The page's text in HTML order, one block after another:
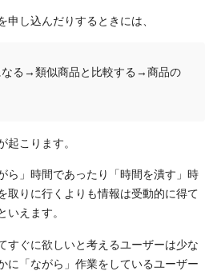
申し込んだりするときには、
る→類似商品と比較する→商品の
起こります。
ら」時間であったり「時間を潰す」時
取りに行くよりも情報は受動的に得て
いえます。
すぐに欲しいと考えるユーザーは少な
に「ながら」作業をしているユーザー